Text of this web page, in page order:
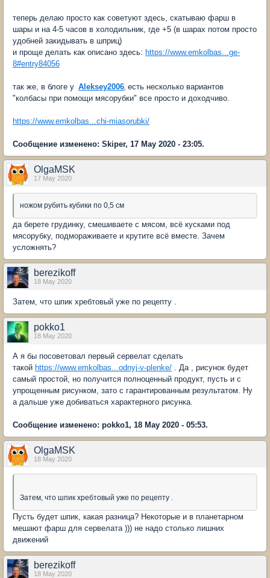
теперь делаю просто как советуют здесь, скатываю фарш в
шары и на 4-5 часов в холодильник, где +5 (в шарах потом просто
удобней закидывать в шприц)
и проще делать как описано здесь: https://www.emkolbas...ge-
8#entry84056
так же, в блоге у Aleksey2006 есть несколько вариантов
"колбасы при помощи мясорубки" все просто и доходчиво.
https://www.emkolbas...chi-miasorubki/
Сообщение изменено: Skiper, 17 May 2020 - 23:05.
OlgaMSK
17 May 2020
ножом рубить кубики по 0,5 см
да берете грудинку, смешиваете с мясом, всё кусками под
мясорубку, подмораживаете и крутите всё вместе. Зачем
усложнять?
berezikoff
18 May 2020
Затем, что шпик хребтовый уже по рецепту .
pokko1
18 May 2020
А я бы посоветовал первый сервелат сделать
такой https://www.emkolbas...odnyj-v-plenke/ . Да , рисунок будет
самый простой, но получится полноценный продукт, пусть и с
упрощенным рисунком, зато с гарантированным результатом. Ну
а дальше уже добиваться характерного рисунка.
Сообщение изменено: pokko1, 18 May 2020 - 05:53.
OlgaMSK
18 May 2020
Затем, что шпик хребтовый уже по рецепту .
Пусть будет шпик, какая разница? Некоторые и в планетарном
мешают фарш для сервелата ))) не надо столько лишних
движений
berezikoff
18 May 2020